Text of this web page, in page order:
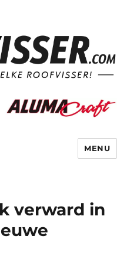
MENU
verward in